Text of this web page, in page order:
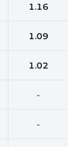
1.16
1.09
1.02
-
-